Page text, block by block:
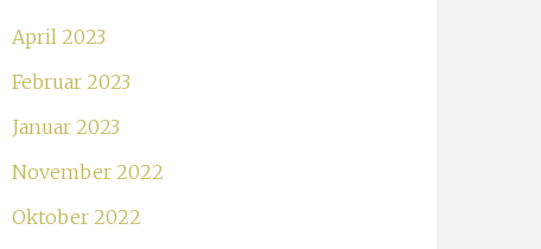
April 2023
Februar 2023
Januar 2023
November 2022
Oktober 2022